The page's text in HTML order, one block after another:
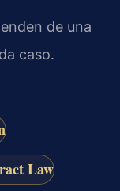
de una
caso.
Law